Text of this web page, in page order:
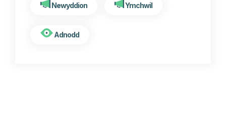
Newyddion Ymchwil
Adnodd